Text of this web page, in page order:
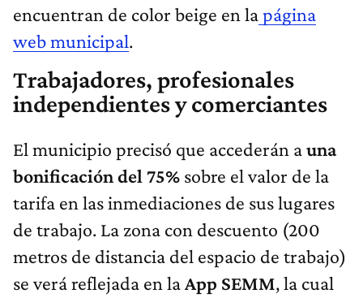
encuentran de color beige en lapágina
web municipal.
Trabajadores, profesionales
independientes y comerciantes
El municipio precisó que accederán auna
bonificación del 75% sobre el valor de la
tarifa en las inmediaciones de sus lugares
de trabajo. La zona con descuento (200
metros de distancia del espacio de trabajo)
se verá reflejada en laApp SEMM, la cual